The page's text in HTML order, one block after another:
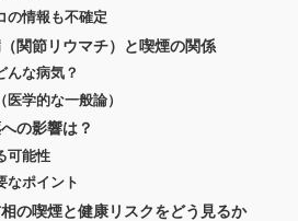
の情報も不確定
関節リウマチ）と喫煙の関係
んな病気？
学的な一般論）
の影響は？
可能性
なポイント
の喫煙と健康リスクをどう見るか